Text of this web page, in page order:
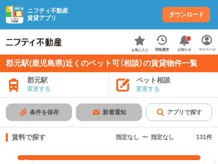
ニフティ不動産
賃貸アプリ
ダウンロード
お気に入り 閲覧履歴 お知らせ マイページ
郡元駅(鹿児島県)近くのペット可（相談）の賃貸物件一覧
郡元駅
変更する
ペット相談
変更する
条件を保存 新着通知 アプリで探す
賃料で探す 指定なし 〜 指定なし 131件